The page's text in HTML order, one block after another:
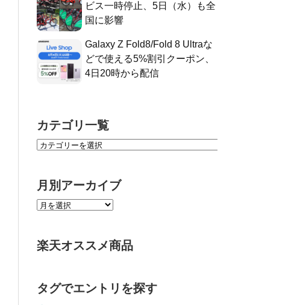
ビス一時停止、5日（水）も全
国に影響
Galaxy Z Fold8/Fold 8 Ultraな
どで使える5%割引クーポン、
4日20時から配信
カテゴリ一覧
月別アーカイブ
楽天オススメ商品
タグでエントリを探す